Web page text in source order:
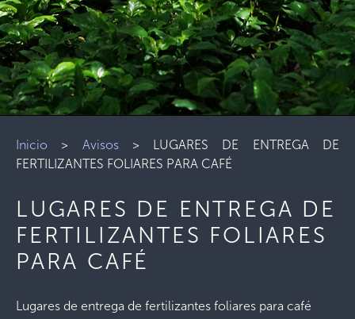
Inicio > Avisos> LUGARES DE ENTREGA DE
FERTILIZANTES FOLIARES PARA CAFÉ
LUGARES DE ENTREGA DE
FERTILIZANTES FOLIARES
PARA CAFÉ
Lugares de entrega de fertilizantes foliares para café